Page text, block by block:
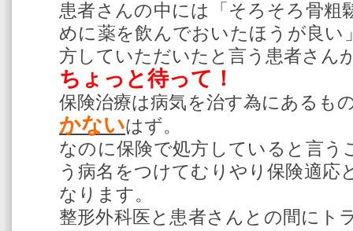
患者さんの中には「そろそろ骨粗
めに薬を飲んでおいたほうが良い
方していただいたと言う患者さん
ちょっと待って！
保険治療は病気を治す為にあるも
かないはず。
なのに保険で処方していると言う
う病名をつけてむりやり保険適応
なります。
整形外科医と患者さんとの間にト